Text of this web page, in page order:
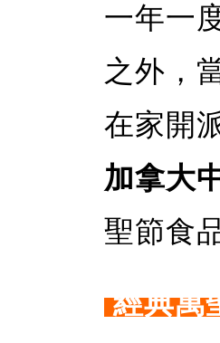
一年一
之外，
在家開
加拿大
聖節食
經典萬